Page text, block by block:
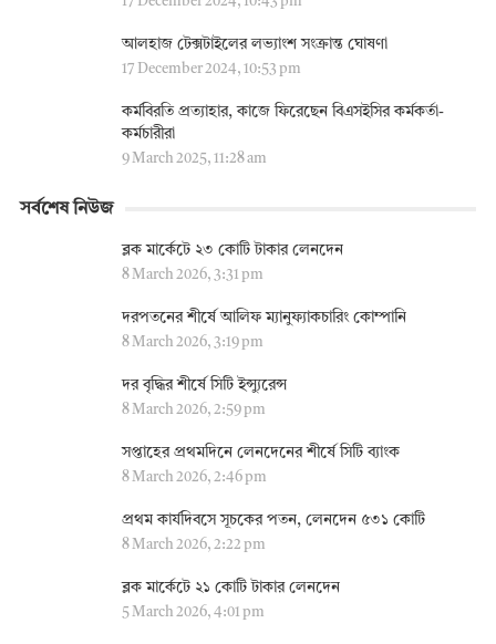
আলহাজ টেক্সটাইলের লভ্যাংশ সংক্রান্ত ঘোষণা
17 December 2024, 10:53 pm
কর্মবিরতি প্রত্যাহার, কাজে ফিরেছেন বিএসইসির কর্মকর্তা-
কর্মচারীরা
9 March 2025, 11:28 am
সর্বশেষ নিউজ
ব্লক মার্কেটে ২৩ কোটি টাকার লেনদেন
8 March 2026, 3:31 pm
দরপতনের শীর্ষে আলিফ ম্যানুফ্যাকচারিং কোম্পানি
8 March 2026, 3:19 pm
দর বৃদ্ধির শীর্ষে সিটি ইন্স্যুরেন্স
8 March 2026, 2:59 pm
সপ্তাহের প্রথমদিনে লেনদেনের শীর্ষে সিটি ব্যাংক
8 March 2026, 2:46 pm
প্রথম কার্যদিবসে সূচকের পতন, লেনদেন ৫৩১ কোটি
8 March 2026, 2:22 pm
ব্লক মার্কেটে ২১ কোটি টাকার লেনদেন
5 March 2026, 4:01 pm